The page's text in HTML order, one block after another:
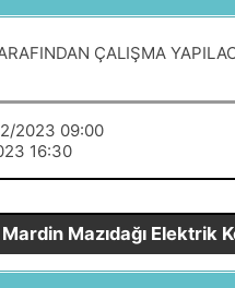
ÇALIŞMA
2023 09:00
16:30
Mazıdağı Elektrik